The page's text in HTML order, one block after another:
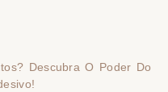
Descubra O Poder Do